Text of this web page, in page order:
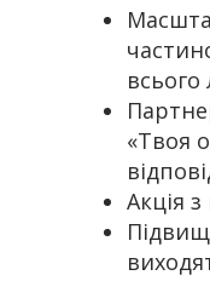
«Твоя
Акція